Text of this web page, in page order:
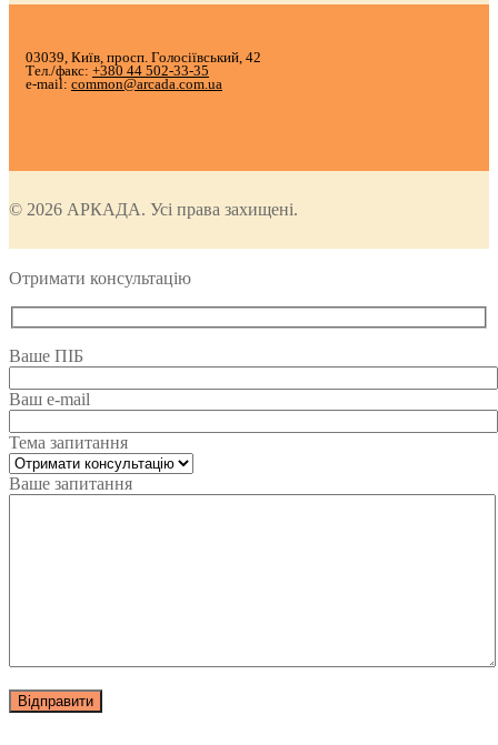
03039, Київ, просп. Голосіївський, 42
Тел./факс: +380 44 502-33-35
e-mail: common@arcada.com.ua
© 2026 АРКАДА. Усі права захищені.
Отримати консультацію
Ваше ПІБ
Ваш e-mail
Тема запитання
Ваше запитання